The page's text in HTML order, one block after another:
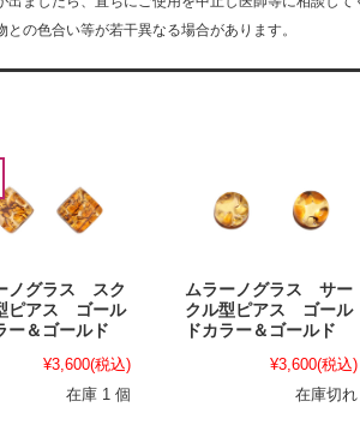
の色合い等が若干異なる場合があります。
ノグラス スク
ピアス ゴール
ー＆ゴールド
¥3,600(税込)
在庫 1 個
ムラーノグラス サー
クル型ピアス ゴール
ドカラー＆ゴールド
¥3,600(税込)
在庫切れ